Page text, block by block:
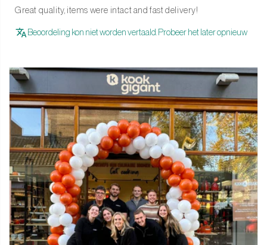
Great quality, items were intact and fast delivery!
Beoordeling kon niet worden vertaald. Probeer het later opnieuw